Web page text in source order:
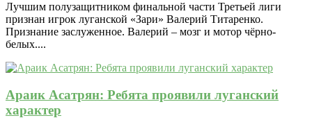
Лучшим полузащитником финальной части Третьей лиги
признан игрок луганской «Зари» Валерий Титаренко.
Признание заслуженное. Валерий – мозг и мотор чёрно-
белых....
Араик Асатрян: Ребята проявили луганский
характер